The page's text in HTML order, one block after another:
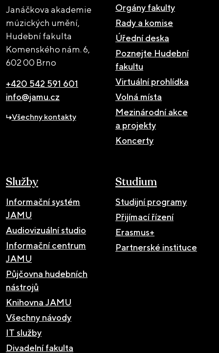
Janáčkova akademie
múzických umění,
Hudební fakulta
Komenského nám. 6,
602 00 Brno
+420 542 591 601
info@jamu.cz
Všechny kontakty
Orgány fakulty
Rady a komise
Úřední deska
Poznejte Hudební
fakultu
Virtuální prohlídka
Volná místa
Mezinárodní akce
a projekty
Koncerty
Služby
Informační systém
JAMU
Audiovizuální studio
Informační centrum
JAMU
Půjčovna hudebních
nástrojů
Knihovna JAMU
Všechny návody
IT služby
Divadelní fakulta
Studium
Studijní programy
Přijímací řízení
Erasmus+
Partnerské instituce